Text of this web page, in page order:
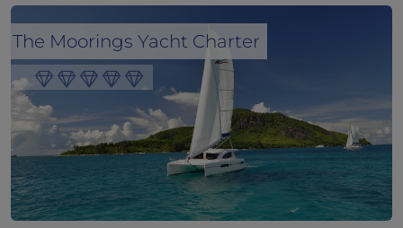
The Moorings Yacht Charter